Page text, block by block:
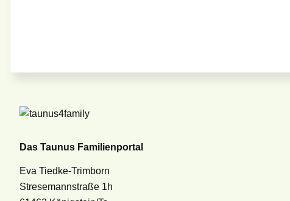
Das Taunus Familienportal
Eva Tiedke-Trimborn
Stresemannstraße 1h